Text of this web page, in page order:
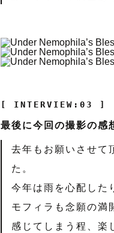
[ INTERVIEW:03 ]
最後に今回の撮影の感
去年もお願いさせて
た。
今年は雨を心配した
モフィラも念願の満
感じてしまう程、楽